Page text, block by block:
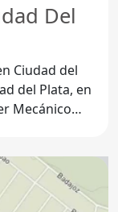
Del
Ciudad del
Mecánico